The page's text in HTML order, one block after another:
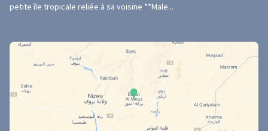
petite île tropicale reliée à sa voisine **Male...